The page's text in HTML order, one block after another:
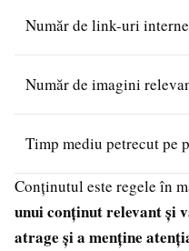
Număr de link-uri interne
Număr de imagini
Timp mediu petrecut pe
Conținutul este regele în
unui conținut relevant și
atrage și a menține